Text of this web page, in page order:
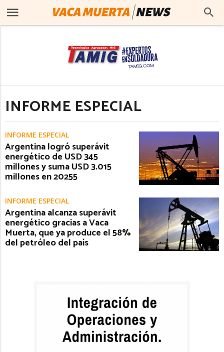
INFORME ESPECIAL
INFORME ESPECIAL
Argentina logró superávit
energético de USD 345
millones y suma USD 3.015
millones en 20255
INFORME ESPECIAL
Argentina alcanza superávit
energético gracias a Vaca
Muerta, que ya produce el 58%
del petróleo del país